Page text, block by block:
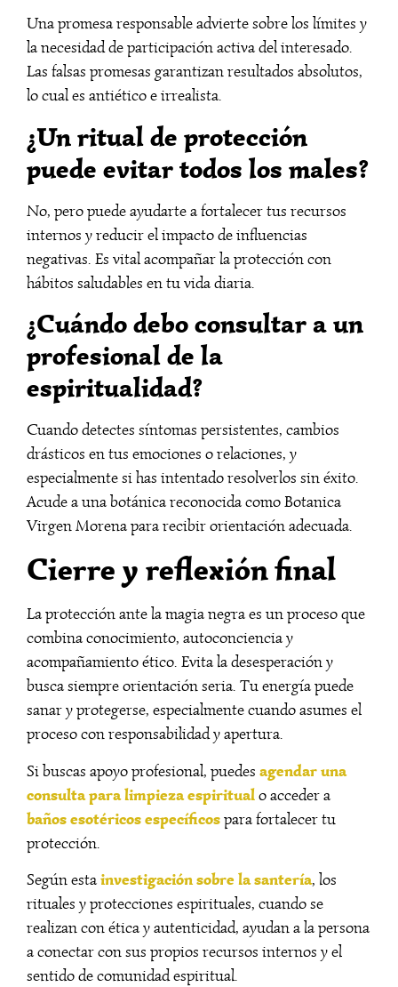
Una promesa responsable advierte sobre los límites y
la necesidad de participación activa del interesado.
Las falsas promesas garantizan resultados absolutos,
lo cual es antiético e irrealista.
¿Un ritual de protección
puede evitar todos los males?
No, pero puede ayudarte a fortalecer tus recursos
internos y reducir el impacto de influencias
negativas. Es vital acompañar la protección con
hábitos saludables en tu vida diaria.
¿Cuándo debo consultar a un
profesional de la
espiritualidad?
Cuando detectes síntomas persistentes, cambios
drásticos en tus emociones o relaciones, y
especialmente si has intentado resolverlos sin éxito.
Acude a una botánica reconocida como Botanica
Virgen Morena para recibir orientación adecuada.
Cierre y reflexión final
La protección ante la magia negra es un proceso que
combina conocimiento, autoconciencia y
acompañamiento ético. Evita la desesperación y
busca siempre orientación seria. Tu energía puede
sanar y protegerse, especialmente cuando asumes el
proceso con responsabilidad y apertura.
Si buscas apoyo profesional, puedes agendar una
consulta para limpieza espiritualo acceder a
baños esotéricos específicospara fortalecer tu
protección.
Según estainvestigación sobre la santería, los
rituales y protecciones espirituales, cuando se
realizan con ética y autenticidad, ayudan a la persona
a conectar con sus propios recursos internos y el
sentido de comunidad espiritual.